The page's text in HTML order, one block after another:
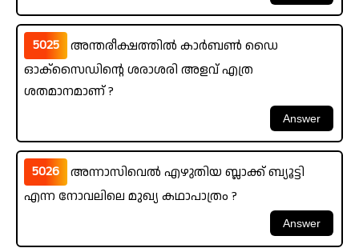
5025
അന്തരീക്ഷത്തിൽ കാർബൺ ഡൈ
ഓക്സൈഡിന്റെ ശരാശരി അളവ് എത്ര
ശതമാനമാണ് ?
5026
അന്നാസിവെൽ എഴുതിയ ബ്ലാക്ക് ബ്യൂട്ടി
എന്ന നോവലിലെ മുഖ്യ കഥാപാത്രം ?